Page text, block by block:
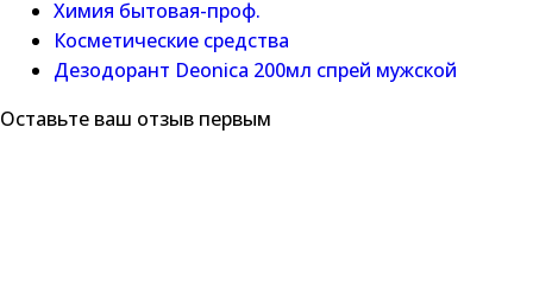
Химия бытовая-проф.
Косметические средства
Дезодорант Deonica 200мл спрей мужской
Оставьте ваш отзыв первым